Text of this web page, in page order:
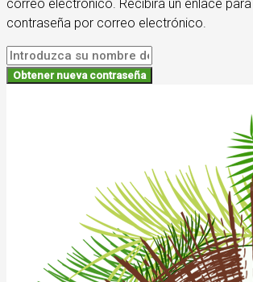
correo electrónico. Recibirá un enlace
contraseña por correo electrónico.
Obtener nueva contraseña